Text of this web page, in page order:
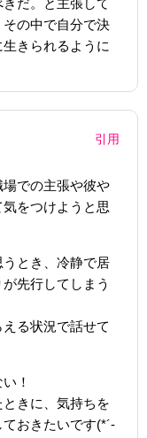
の中で自分で決
きられるように
引用
での主張や彼や
をつけようと思
とき、冷静で居
先行してしまう
る状況で話せて
！
きに、気持ちを
おきたいです(*´-